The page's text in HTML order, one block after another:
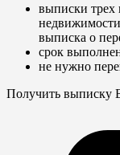
выписки трех
выписка о
срок
не нужно
Получить выписку